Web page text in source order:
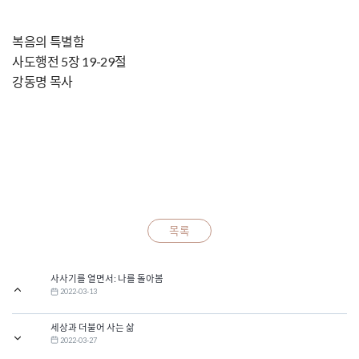
복음의 특별함
사도행전 5장 19-29절
강동명 목사
목록
사사기를 열면서: 나를 돌아봄
2022-03-13
세상과 더불어 사는 삶
2022-03-27